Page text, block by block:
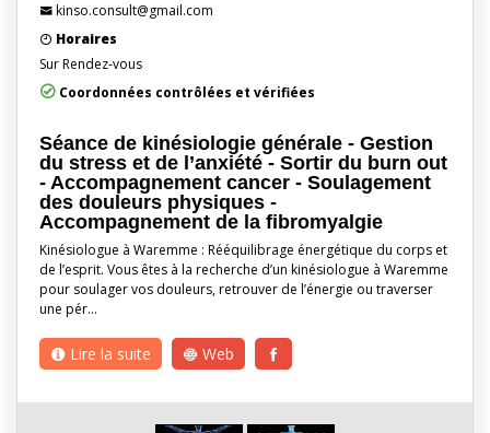
kinso.consult@gmail.com
Horaires
Sur Rendez-vous
Coordonnées contrôlées et vérifiées
Séance de kinésiologie générale - Gestion
du stress et de l’anxiété - Sortir du burn out
- Accompagnement cancer - Soulagement
des douleurs physiques -
Accompagnement de la fibromyalgie
Kinésiologue à Waremme : Rééquilibrage énergétique du corps et
de l’esprit. Vous êtes à la recherche d’un kinésiologue à Waremme
pour soulager vos douleurs, retrouver de l’énergie ou traverser
une pér…
Lire la suite Web